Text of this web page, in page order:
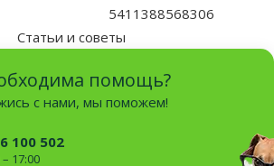
5411388568306
Статьи и советы
помощь?
с нами, мы поможем!
100 502
17:00